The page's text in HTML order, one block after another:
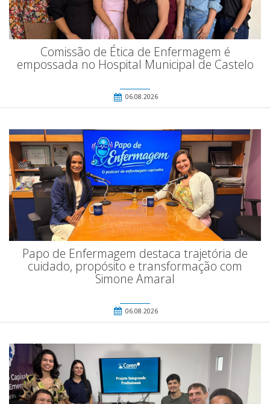
Comissão de Ética de Enfermagem é
empossada no Hospital Municipal de Castelo
06.08.2026
Papo de Enfermagem destaca trajetória de
cuidado, propósito e transformação com
Simone Amaral
06.08.2026